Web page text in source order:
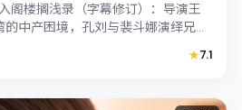
阁楼搁浅录（字幕修订）：导演王
中产困境，孔刘与裴斗娜演绎兄妹
7.1